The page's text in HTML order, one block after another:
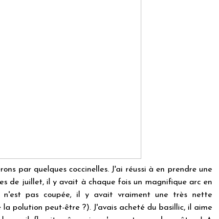
par quelques coccinelles. J'ai réussi à en prendre une
de juillet, il y avait à chaque fois un magnifique arc en
pas coupée, il y avait vraiment une très nette
polution peut-être ?). J'avais acheté du basillic, il aime